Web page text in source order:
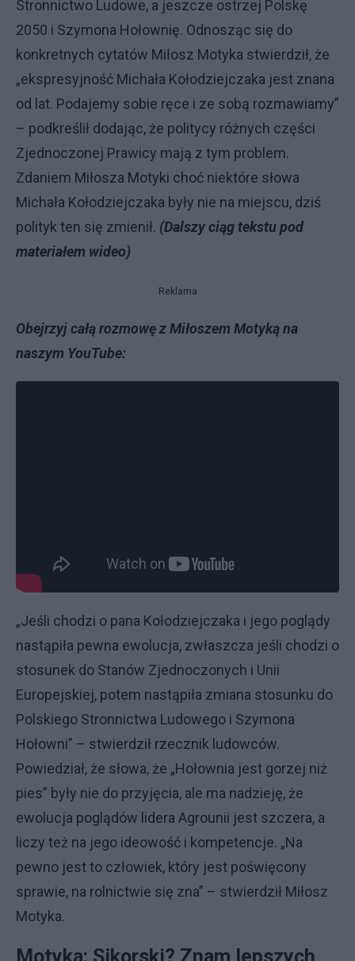
Stronnictwo Ludowe, a jeszcze ostrzej Polskę
2050 i Szymona Hołownię. Odnosząc się do
konkretnych cytatów Miłosz Motyka stwierdził, że
„ekspresyjność Michała Kołodziejczaka jest znana
od lat. Podajemy sobie ręce i ze sobą rozmawiamy”
– podkreślił dodając, że politycy różnych części
Zjednoczonej Prawicy mają z tym problem.
Zdaniem Miłosza Motyki choć niektóre słowa
Michała Kołodziejczaka były nie na miejscu, dziś
polityk ten się zmienił. (Dalszy ciąg tekstu pod
materiałem wideo)
Reklama
Obejrzyj całą rozmowę z Miłoszem Motyką na
naszym YouTube:
„Jeśli chodzi o pana Kołodziejczaka i jego poglądy
nastąpiła pewna ewolucja, zwłaszcza jeśli chodzi o
stosunek do Stanów Zjednoczonych i Unii
Europejskiej, potem nastąpiła zmiana stosunku do
Polskiego Stronnictwa Ludowego i Szymona
Hołowni” – stwierdził rzecznik ludowców.
Powiedział, że słowa, że „Hołownia jest gorzej niż
pies” były nie do przyjęcia, ale ma nadzieję, że
ewolucja poglądów lidera Agrounii jest szczera, a
liczy też na jego ideowość i kompetencje. „Na
pewno jest to człowiek, który jest poświęcony
sprawie, na rolnictwie się zna” – stwierdził Miłosz
Motyka.